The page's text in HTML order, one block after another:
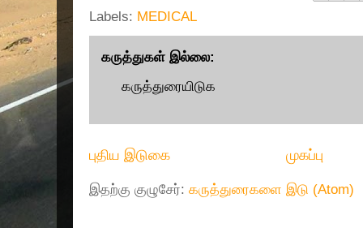
Labels: MEDICAL
கருத்துகள் இல்லை:
கருத்துரையிடுக
புதிய இடுகை முகப்பு
இதற்கு குழுசேர்: கருத்துரைகளை இடு (Atom)